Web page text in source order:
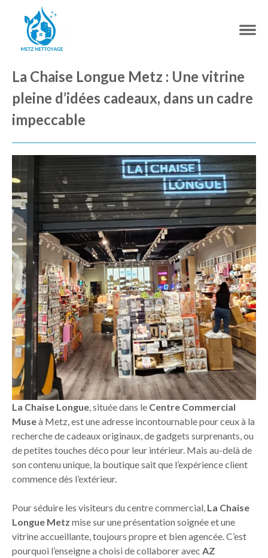
La Chaise Longue Metz : Une vitrine
pleine d’idées cadeaux, dans un cadre
impeccable
La Chaise Longue , située dans le Centre Commercial
Museà Metz, est une adresse incontournable pour ceux à la
recherche de cadeaux originaux, de gadgets surprenants, ou
de petites touches déco pour leur intérieur. Mais au-delà de
son contenu unique, la boutique sait que l’expérience client
commence dès l’extérieur.
Pour séduire les visiteurs du centre commercial, La Chaise
Longue Metz mise sur une présentation soignée et une
vitrine accueillante, toujours propre et bien agencée. C’est
pourquoi l’enseigne a choisi de collaborer avec AZ